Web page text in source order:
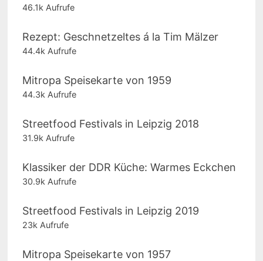
46.1k Aufrufe
Rezept: Geschnetzeltes á la Tim Mälzer
44.4k Aufrufe
Mitropa Speisekarte von 1959
44.3k Aufrufe
Streetfood Festivals in Leipzig 2018
31.9k Aufrufe
Klassiker der DDR Küche: Warmes Eckchen
30.9k Aufrufe
Streetfood Festivals in Leipzig 2019
23k Aufrufe
Mitropa Speisekarte von 1957